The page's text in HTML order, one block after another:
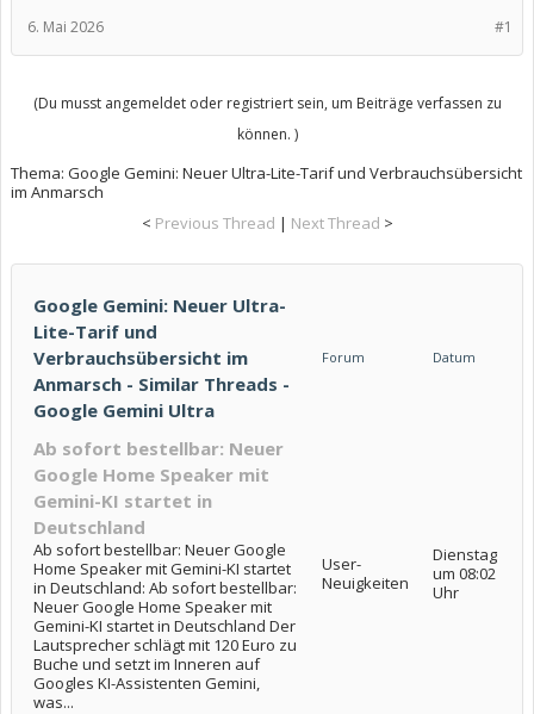
#1
6. Mai 2026
(Du musst angemeldet oder registriert sein, um Beiträge verfassen zu
können. )
Thema: Google Gemini: Neuer Ultra-Lite-Tarif und Verbrauchsübersicht
im Anmarsch
< Previous Thread | Next Thread >
Google Gemini: Neuer Ultra-
Lite-Tarif und
Verbrauchsübersicht im
Anmarsch - Similar Threads -
Google Gemini Ultra
Forum Datum
Ab sofort bestellbar: Neuer
Google Home Speaker mit
Gemini-KI startet in
Deutschland
Ab sofort bestellbar: Neuer Google
Home Speaker mit Gemini-KI startet
in Deutschland: Ab sofort bestellbar:
Neuer Google Home Speaker mit
Gemini-KI startet in Deutschland Der
Lautsprecher schlägt mit 120 Euro zu
Buche und setzt im Inneren auf
Googles KI-Assistenten Gemini,
was...
User-
Neuigkeiten
Dienstag
um 08:02
Uhr